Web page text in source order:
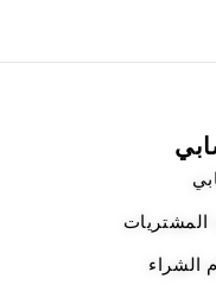
المشتريات
الشراء